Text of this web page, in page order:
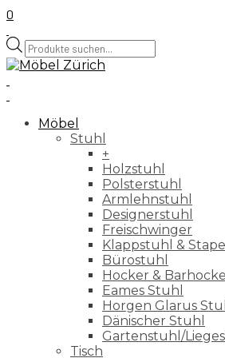
0
Products
search
Möbel
Stuhl
+
Holzstuhl
Polsterstuhl
Armlehnstuhl
Designerstuhl
Freischwinger
Klappstuhl &
Bürostuhl
Hocker &
Eames Stuhl
Horgen Glarus
Dänischer Stuhl
Gartenstuhl/
Tisch